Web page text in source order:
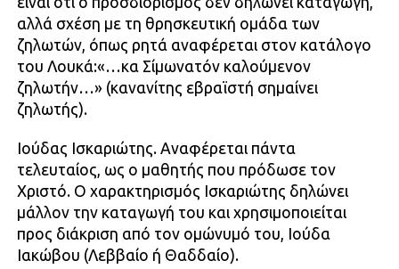
αλλά σχέση με τη θρησκευτική ομάδα των
ζηλωτών, όπως ρητά αναφέρεται στον κατάλογο
του Λουκά:«…καὶ Σίμωνατόν καλούμενον
ζηλωτήν…» (κανανίτης εβραϊστή σημαίνει
ζηλωτής).
Ιούδας Ισκαριώτης. Αναφέρεται πάντα
τελευταίος, ως ο μαθητής που πρόδωσε τον
Χριστό. Ο χαρακτηρισμός Ισκαριώτης δηλώνει
μάλλον την καταγωγή του και χρησιμοποιείται
προς διάκριση από τον ομώνυμό του, Ιούδα
Ιακώβου (Λεββαίο ή Θαδδαίο).